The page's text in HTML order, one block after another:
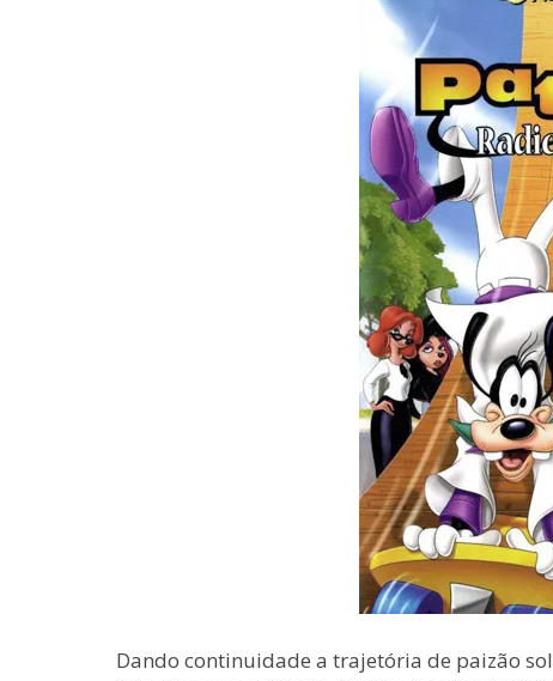
Dando continuidade a trajetória de paizão